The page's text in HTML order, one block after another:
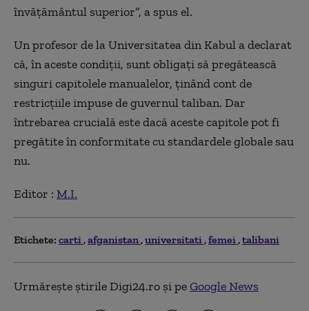
învăţământul superior”, a spus el.
Un profesor de la Universitatea din Kabul a declarat
că, în aceste condiţii, sunt obligaţi să pregătească
singuri capitolele manualelor, ţinând cont de
restricţiile impuse de guvernul taliban. Dar
întrebarea crucială este dacă aceste capitole pot fi
pregătite în conformitate cu standardele globale sau
nu.
Editor : M.I.
Etichete: carti afganistan universitati femei talibani
Urmărește știrile Digi24.ro și peGoogle News